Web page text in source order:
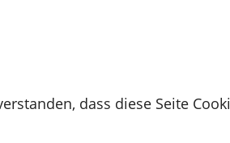
dass diese Seite